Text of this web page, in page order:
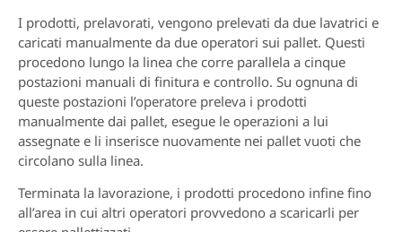
I prodotti, prelavorati, vengono prelevati da due lavatrici e
caricati manualmente da due operatori sui pallet. Questi
procedono lungo la linea che corre parallela a cinque
postazioni manuali di finitura e controllo. Su ognuna di
queste postazioni l’operatore preleva i prodotti
manualmente dai pallet, esegue le operazioni a lui
assegnate e li inserisce nuovamente nei pallet vuoti che
circolano sulla linea.
Terminata la lavorazione, i prodotti procedono infine fino
all’area in cui altri operatori provvedono a scaricarli per